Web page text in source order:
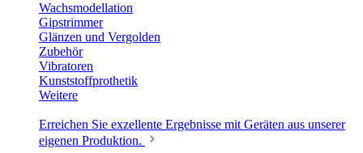
Wachsmodellation
Gipstrimmer
Glänzen und Vergolden
Zubehör
Vibratoren
Kunststoffprothetik
Weitere
Erreichen Sie exzellente Ergebnisse mit Geräten aus unserer
eigenen Produktion.